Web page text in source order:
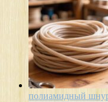
полиамидный